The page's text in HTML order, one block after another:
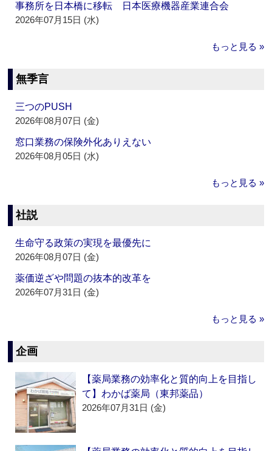
事務所を日本橋に移転 日本医療機器産業連合会
2026年07月15日 (水)
もっと見る »
無季言
三つのPUSH
2026年08月07日 (金)
窓口業務の保険外化ありえない
2026年08月05日 (水)
もっと見る »
社説
生命守る政策の実現を最優先に
2026年08月07日 (金)
薬価逆ざや問題の抜本的改革を
2026年07月31日 (金)
もっと見る »
企画
【薬局業務の効率化と質的向上を目指し
て】わかば薬局（東邦薬品）
2026年07月31日 (金)